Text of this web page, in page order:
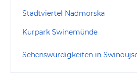
Stadtviertel Nadmorska
Kurpark Swinemünde